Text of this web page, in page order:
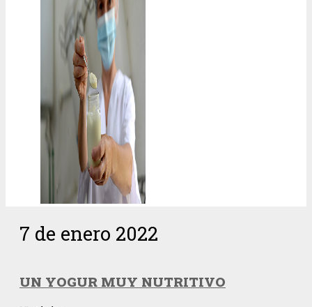
7 de enero 2022
UN YOGUR MUY NUTRITIVO